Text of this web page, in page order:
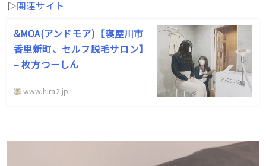
▷関連サイト
&MOA(アンドモア)【寝屋川市
香里新町、セルフ脱毛サロン】
– 枚方つーしん
www.hira2.jp